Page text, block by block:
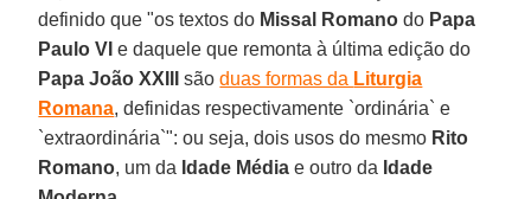
definido que "os textos do Missal Romano do Papa
Paulo VI e daquele que remonta à última edição do
Papa João XXIII
sãoduas formas da Liturgia
Romana, definidas respectivamente `ordinária` e
`extraordinária`": ou seja, dois usos do mesmo Rito
Romano, um da Idade Média e outro da Idade